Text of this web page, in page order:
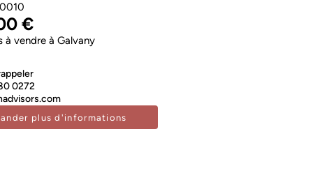
€
à vendre à Galvany
0272
plus d'informations